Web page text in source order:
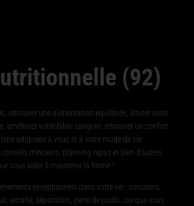
(92)
retrouver une alimentation équilibrée, limiter votre
améliorer votre bilan sanguin, retrouver un confort
adaptées à vous et à votre mode de vie.
minceurs, planning repas et bien d'autres
vous aider à maintenir la forme !
exceptionnels dans votre vie : concours,
retraite, séparation, perte de poids...ou que vous